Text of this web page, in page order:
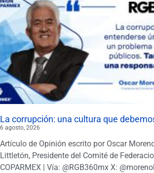
La corrupción: una cultura que
6 agosto, 2026
Artículo de Opinión escrito por Oscar
Littletón, Presidente del Comité de
COPARMEX | Vía: @RGB360mx X: